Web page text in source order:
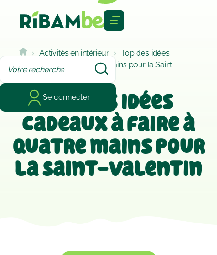
Se connecter
Activités en intérieur
Top des idées
cadeaux à faire à quatre mains pour la Saint-
Top des idées
cadeaux à faire à
quatre mains pour
la Saint-Valentin
Cookies management panel